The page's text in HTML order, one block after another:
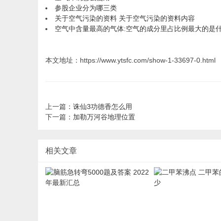
参股企业分为哪三类
关于空气污染的资料 关于空气污染的资料内容
空气中含量最高的气体:空气的成分里占比例最大的是
本文地址：https://www.ytsfc.com/show-1-33697-0.html
上一篇： 诛仙3功德香怎么用
下一篇： 加勒万河谷地理位置
相关文章